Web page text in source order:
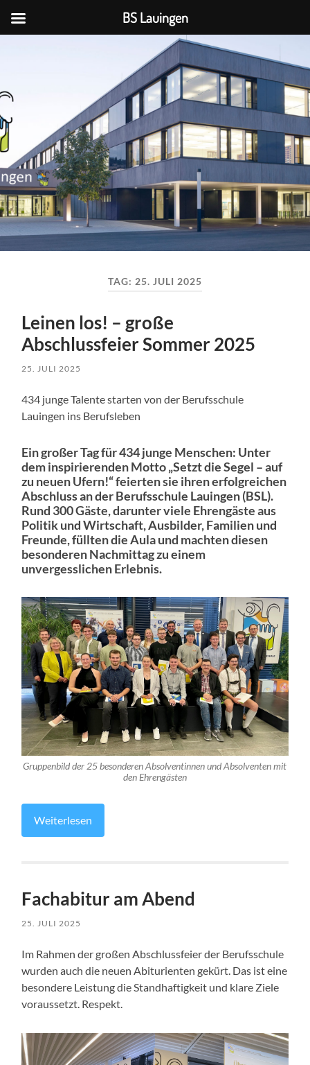
BS
TAG: 25. JULI 2025
Leinen los! – große
Abschlussfeier Sommer 2025
25. JULI 2025
434 junge Talente starten von der Berufsschule
Lauingen ins Berufsleben
Ein großer Tag für 434 junge Menschen: Unter
dem inspirierenden Motto „Setzt die Segel – auf
zu neuen Ufern!“ feierten sie ihren erfolgreichen
Abschluss an der Berufsschule Lauingen (BSL).
Rund 300 Gäste, darunter viele Ehrengäste aus
Politik und Wirtschaft, Ausbilder, Familien und
Freunde, füllten die Aula und machten diesen
besonderen Nachmittag zu einem
unvergesslichen Erlebnis.
Gruppenbild der 25 besonderen Absolventinnen und Absolventen mit
den Ehrengästen
Weiterlesen
Fachabitur am Abend
25. JULI 2025
Im Rahmen der großen Abschlussfeier der Berufsschule
wurden auch die neuen Abiturienten gekürt. Das ist eine
besondere Leistung die Standhaftigkeit und klare Ziele
voraussetzt. Respekt.
BS Lauingen